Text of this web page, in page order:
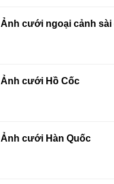
Ảnh cưới ngoại cảnh sài
Ảnh cưới Hồ Cốc
Ảnh cưới Hàn Quốc